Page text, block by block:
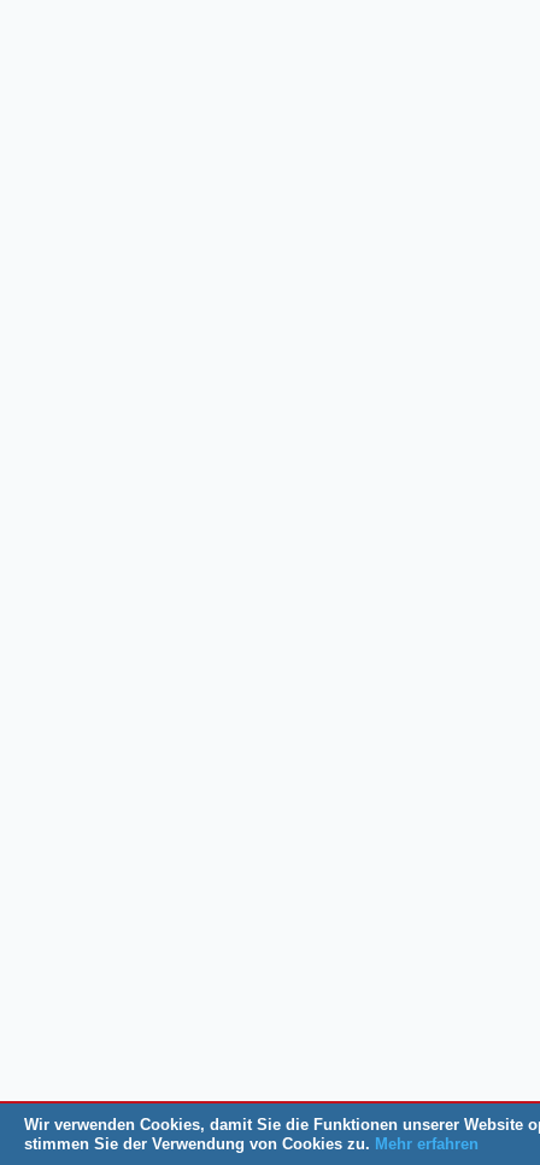
Wir verwenden Cookies, damit Sie die Funktionen unserer Website
stimmen Sie der Verwendung von Cookies zu. Mehr erfahren